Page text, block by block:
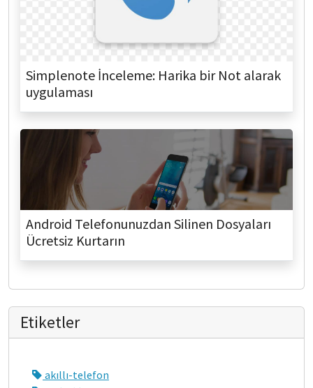
Simplenote İnceleme: Harika bir Not alarak
uygulaması
Android Telefonunuzdan Silinen Dosyaları
Ücretsiz Kurtarın
Etiketler
akıllı-telefon